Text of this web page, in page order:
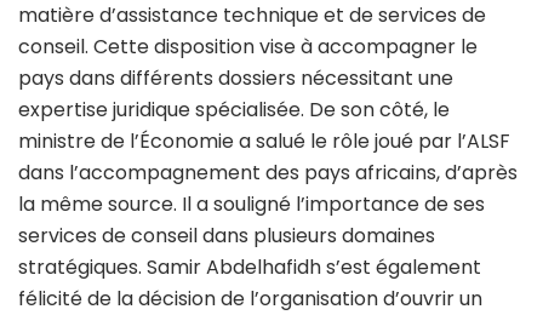
matière d’assistance technique et de services de
conseil. Cette disposition vise à accompagner le
pays dans différents dossiers nécessitant une
expertise juridique spécialisée. De son côté, le
ministre de l’Économie a salué le rôle joué par l’ALSF
dans l’accompagnement des pays africains, d’après
la même source. Il a souligné l’importance de ses
services de conseil dans plusieurs domaines
stratégiques. Samir Abdelhafidh s’est également
félicité de la décision de l’organisation d’ouvrir un